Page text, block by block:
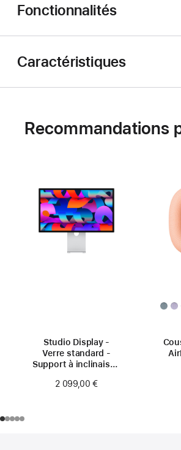
Fonctionnalités
Caractéristiques
Recommandations
Studio Display -
Verre standard -
Support à inclinaison
2 099,00 €